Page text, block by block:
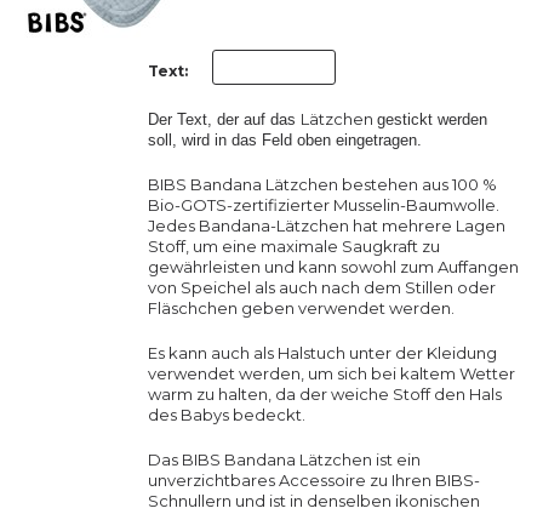
Text:
Der Text, der auf das Lätzchen gestickt werden
soll, wird in das Feld oben eingetragen.
BIBS Bandana Lätzchen bestehen aus 100 %
Bio-GOTS-zertifizierter Musselin-Baumwolle.
Jedes Bandana-Lätzchen hat mehrere Lagen
Stoff, um eine maximale Saugkraft zu
gewährleisten und kann sowohl zum Auffangen
von Speichel als auch nach dem Stillen oder
Fläschchen geben verwendet werden.
Es kann auch als Halstuch unter der Kleidung
verwendet werden, um sich bei kaltem Wetter
warm zu halten, da der weiche Stoff den Hals
des Babys bedeckt.
Das BIBS Bandana Lätzchen ist ein
unverzichtbares Accessoire zu Ihren BIBS-
Schnullern und ist in denselben ikonischen